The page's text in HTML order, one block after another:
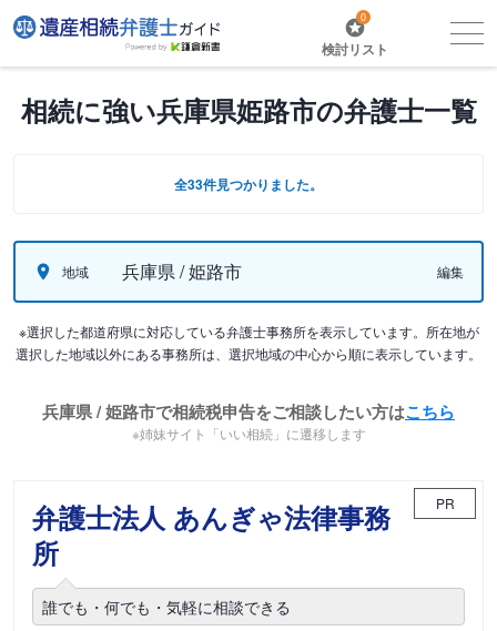
0
検討リスト
相続に強い兵庫県姫路市の弁護士一覧
全33件見つかりました。
地域 兵庫県 / 姫路市 編集
※選択した都道府県に対応している弁護士事務所を表示しています。所在地が
選択した地域以外にある事務所は、選択地域の中心から順に表示しています。
兵庫県 / 姫路市で相続税申告をご相談したい方はこちら
※姉妹サイト「いい相続」に遷移します
弁護士法人 あんぎゃ法律事務
所
PR
誰でも・何でも・気軽に相談できる